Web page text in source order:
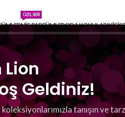
Geldiniz!
tanışın ve
NIŞ PARFÜMLER
ÖZEL SERI
ODA KOKULARI